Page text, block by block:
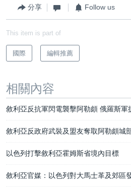
分享 Follow us
This item is part of
國際 編輯推薦
相關內容
敘利亞反抗軍閃電襲擊阿勒頗 俄羅斯軍
敘利亞反政府武裝及盟友奪取阿勒頗城
以色列打擊敘利亞霍姆斯省境內目標
敘利亞官媒：以色列對大馬士革及郊區